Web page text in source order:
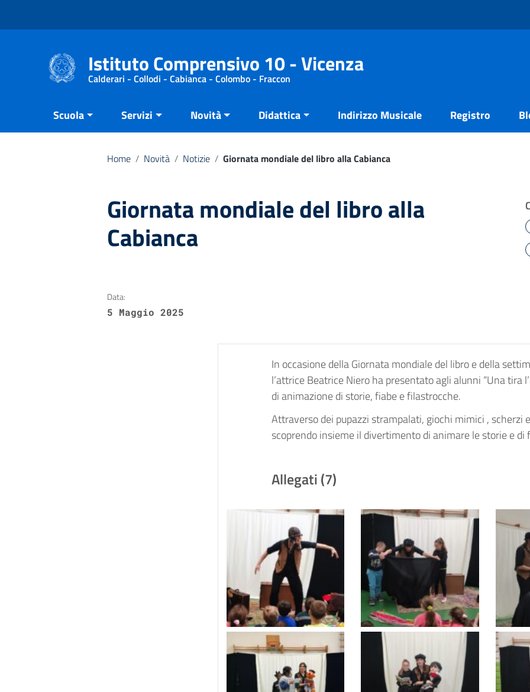
Istituto Comprensivo 10 - Vicenza
Calderari - Collodi - Cabianca - Colombo - Fraccon
Scuola Servizi Novità Didattica Indirizzo Musicale Registro
Home / Novità / Notizie / Giornata mondiale del libro alla Cabianca
Giornata mondiale del libro alla
Cabianca
Data:
5 Maggio 2025
In occasione della Giornata mondiale del libro e della
l’attrice Beatrice Niero ha presentato agli alunni “Una tira
di animazione di storie, fiabe e filastrocche.
Attraverso dei pupazzi strampalati, giochi mimici ,
scoprendo insieme il divertimento di animare le storie e di
Allegati (7)